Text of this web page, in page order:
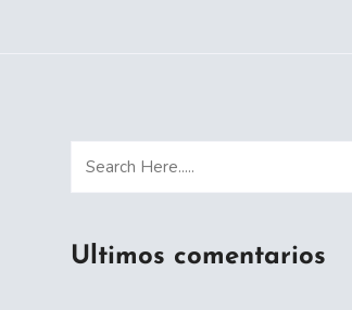
Ultimos comentarios